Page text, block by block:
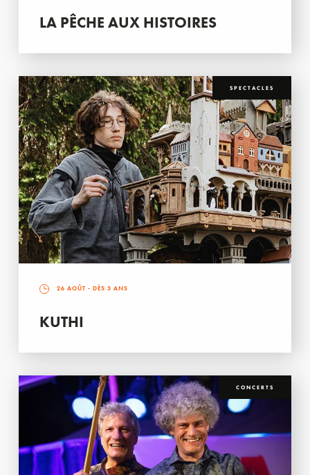
LA PÊCHE AUX HISTOIRES
SPECTACLES
26 AOÛT - DÈS 3 ANS
KUTHI
CONCERTS